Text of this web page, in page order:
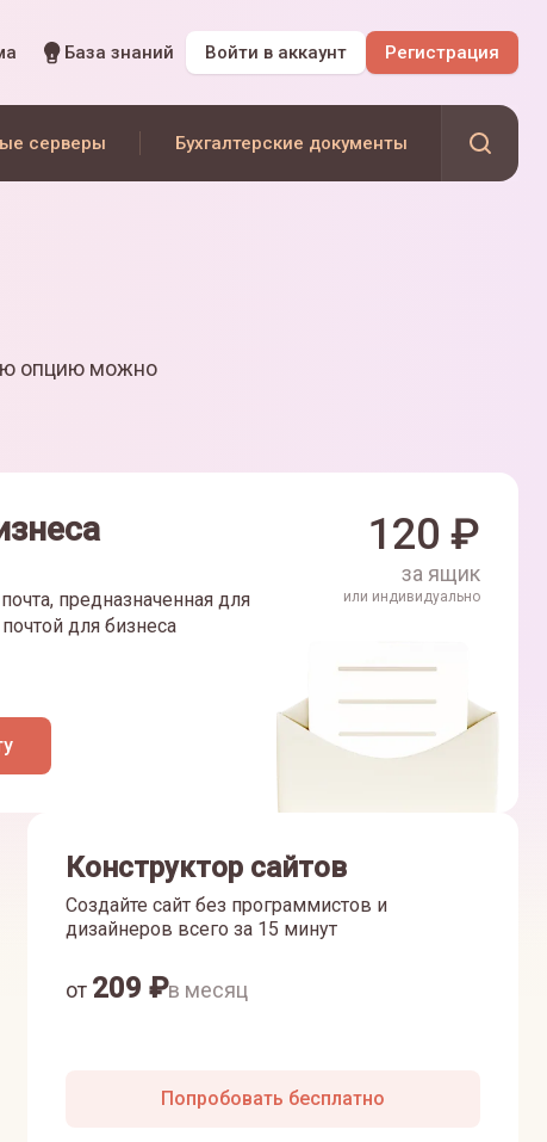
База знаний Войти в аккаунт Регистрация
серверы Бухгалтерские документы
опцию можно
предназначенная для
для бизнеса
120 ₽
за ящик
или индивидуально
Конструктор сайтов
Создайте сайт без программистов и
дизайнеров всего за 15 минут
от 209 ₽в месяц
Попробовать бесплатно